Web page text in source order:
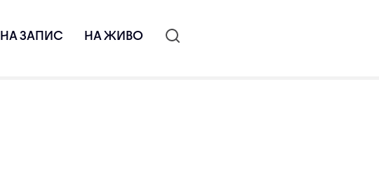
НА ЗАПИС НА ЖИВО